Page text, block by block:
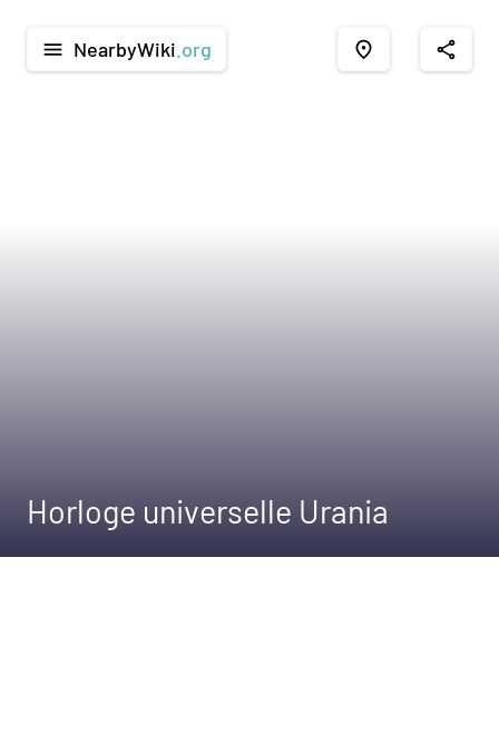
menu NearbyWiki .org place share
Horloge universelle Urania